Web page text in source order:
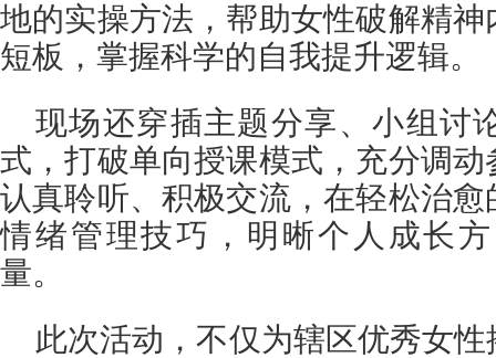
地的实操方法，帮助女性破解精
短板，掌握科学的自我提升逻辑。
现场还穿插主题分享、小组讨
式，打破单向授课模式，充分调
认真聆听、积极交流，在轻松治
情绪管理技巧，明晰个人成长
量。
此次活动，不仅为辖区优秀女